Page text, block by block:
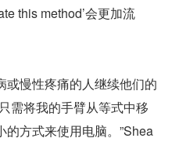
this method’会更加流
或慢性疼痛的人继续他们的
需将我的手臂从等式中移
方式来使用电脑。”Shea